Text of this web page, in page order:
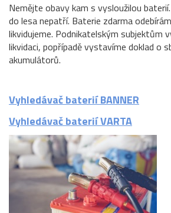
Nemějte obavy kam s vysloužilou
do lesa nepatří. Baterie zdarma
likvidujeme. Podnikatelským subjektům
likvidaci, popřípadě vystavíme doklad o
akumulátorů.
Vyhledávač baterií BANNER
Vyhledávač baterií VARTA